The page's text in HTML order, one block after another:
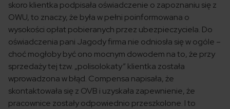
skoro klientka podpisała oświadczenie o zapoznaniu się z
OWU, to znaczy, że była w pełni poinformowana o
wysokości opłat pobieranych przez ubezpieczyciela. Do
oświadczenia pani Jagody firma nie odniosła się w ogóle –
choć mogłoby być ono mocnym dowodem na to, że przy
sprzedaży tej tzw. „polisolokaty” klientka została
wprowadzona w błąd. Compensa napisała, że
skontaktowała się z OVB i uzyskała zapewnienie, że
pracownice zostały odpowiednio przeszkolone. I to